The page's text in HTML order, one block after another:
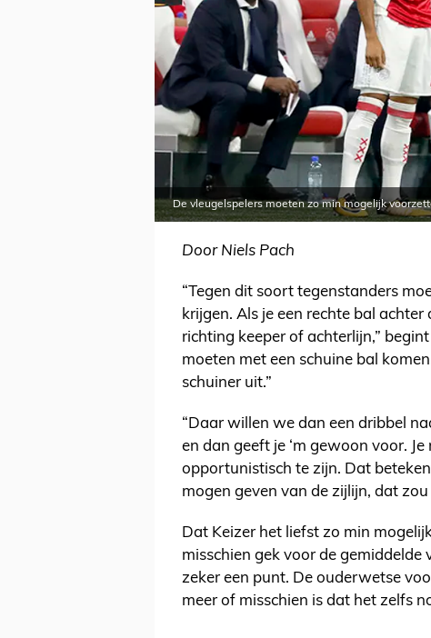
De vleugelspelers moeten zo min mogelijk
Door Niels Pach
“Tegen dit soort tegenstanders
krijgen. Als je een rechte bal
richting keeper of achterlijn,”
moeten met een schuine bal
schuiner uit.”
“Daar willen we dan een dribbel
en dan geeft je ‘m gewoon voor.
opportunistisch te zijn. Dat
mogen geven van de zijlijn, dat zou
Dat Keizer het liefst zo min
misschien gek voor de
zeker een punt. De ouderwetse
meer of misschien is dat het zelfs